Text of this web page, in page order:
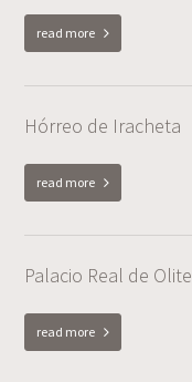
read more
Hórreo de Iracheta
read more
Palacio Real de Olite
read more